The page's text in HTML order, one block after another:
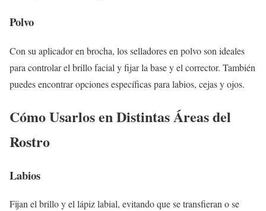
Polvo
Con su aplicador en brocha, los selladores en polvo son ideales
para controlar el brillo facial y fijar la base y el corrector. También
puedes encontrar opciones específicas para labios, cejas y ojos.
Cómo Usarlos en Distintas Áreas del
Rostro
Labios
Fijan el brillo y el lápiz labial, evitando que se transfieran o se